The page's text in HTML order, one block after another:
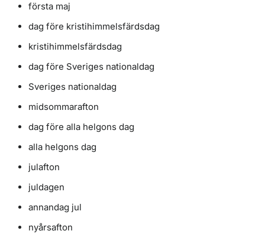
första maj
dag före kristihimmelsfärdsdag
kristihimmelsfärdsdag
dag före Sveriges nationaldag
Sveriges nationaldag
midsommarafton
dag före alla helgons dag
alla helgons dag
julafton
juldagen
annandag jul
nyårsafton